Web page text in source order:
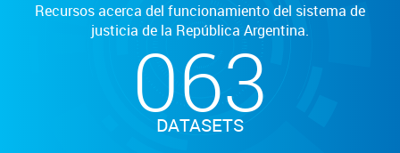
Recursos acerca del funcionamiento del sistema de
justicia de la República Argentina.
063
DATASETS